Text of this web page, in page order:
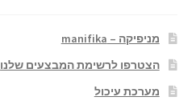
מניפיקה – manifika
הצטרפו לרשימת המבצעים שלנו
מערכת עיכול